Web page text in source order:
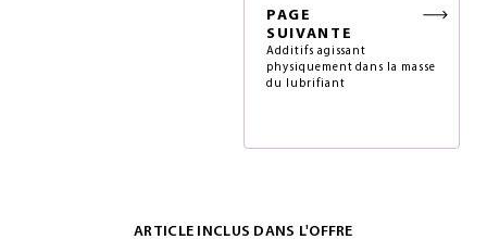
PAGE
SUIVANTE
Additifs agissant
physiquement dans la masse
du lubrifiant
ARTICLE INCLUS DANS L'OFFRE